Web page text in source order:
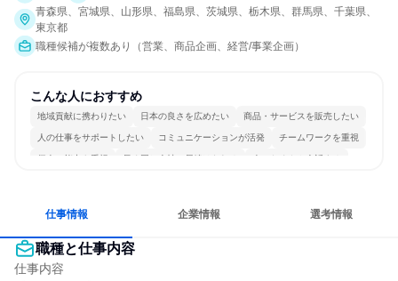
青森県、宮城県、山形県、福島県、茨城県、栃木県、群馬県、千葉県、
東京都
職種候補が複数あり（営業、商品企画、経営/事業企画）
こんな人におすすめ
地域貢献に携わりたい 日本の良さを広めたい 商品・サービスを販売したい
人の仕事をサポートしたい コミュニケーションが活発 チームワークを重視
個人の能力を重視 長く同じ会社に居続けられる 人とたくさん会話する
仕事情報 企業情報 選考情報
職種と仕事内容
仕事内容